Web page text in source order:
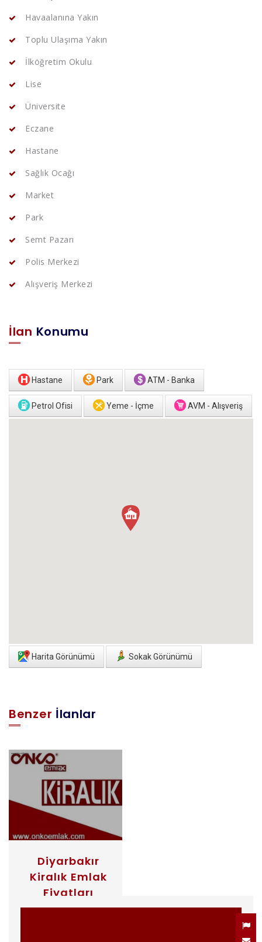
Havaalanına Yakın
Toplu Ulaşıma Yakın
İlköğretim Okulu
Lise
Üniversite
Eczane
Hastane
Sağlık Ocağı
Market
Park
Semt Pazarı
Polis Merkezi
Alışveriş Merkezi
İlan Konumu
Hastane Park ATM - Banka
Petrol Ofisi Yeme - İçme AVM - Alışveriş
Harita Görünümü Sokak Görünümü
Benzer İlanlar
Diyarbakır
Kiralık Emlak
Fiyatları
DİYARBAKIR / BAĞLAR